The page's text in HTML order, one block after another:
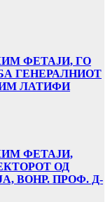
ФЕТАЈИ, ГО
ГЕНЕРАЛНИОТ
ЛАТИФИ
ФЕТАЈИ,
ОД
ВОНР. ПРОФ. Д-